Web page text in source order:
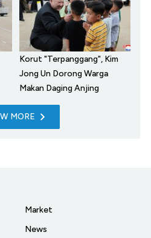
Korut "Terpanggang", Kim
Jong Un Dorong Warga
Makan Daging Anjing
MORE
Market
News